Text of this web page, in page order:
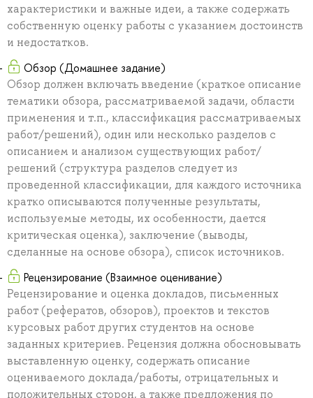
характеристики и важные идеи, а также содержать
собственную оценку работы с указанием достоинств
и недостатков.
Обзор (Домашнее задание)
Обзор должен включать введение (краткое описание
тематики обзора, рассматриваемой задачи, области
применения и т.п., классификация рассматриваемых
работ/решений), один или несколько разделов с
описанием и анализом существующих работ/
решений (структура разделов следует из
проведенной классификации, для каждого источника
кратко описываются полученные результаты,
используемые методы, их особенности, дается
критическая оценка), заключение (выводы,
сделанные на основе обзора), список источников.
Рецензирование (Взаимное оценивание)
Рецензирование и оценка докладов, письменных
работ (рефератов, обзоров), проектов и текстов
курсовых работ других студентов на основе
заданных критериев. Рецензия должна обосновывать
выставленную оценку, содержать описание
оцениваемого доклада/работы, отрицательных и
положительных сторон, а также предложения по